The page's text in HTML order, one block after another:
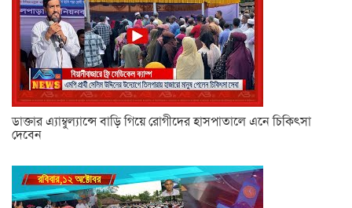
ডাক্তার এ্যাম্বুল্যান্সে বাড়ি গিয়ে রোগীদের হাসপাতালে এনে চিকিৎসা
দেবেন